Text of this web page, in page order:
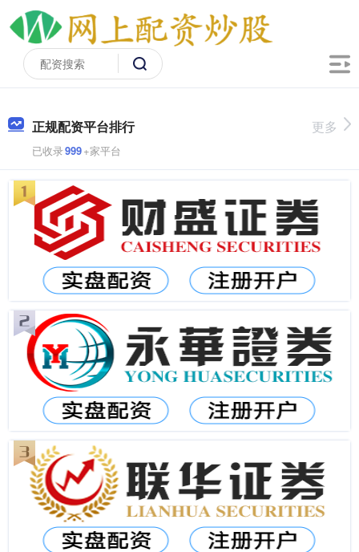
正规配资平台排行
已收录999+家平台
更多